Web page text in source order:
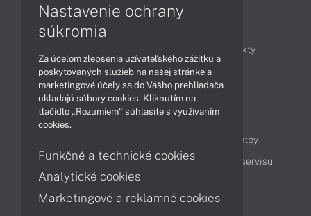
Produkty
Technológie
Videá
Obsah
Možnosti doručenia a platby
Podpora a servis
Servisné služby Cenník servisu
Kontakty
Nastavenie ochrany
súkromia
Za účelom zlepšenia užívateľského zážitku a
poskytovaných služieb na našej stránke a
marketingové účely sa do Vášho prehliadača
ukladajú súbory cookies. Kliknutím na
tlačidlo „Rozumiem“ súhlasíte s využívaním
cookies.
Funkčné a technické cookies
Analytické cookies
Marketingové a reklamné cookies